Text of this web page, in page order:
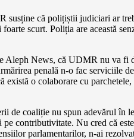
că polițiștii judiciari ar
scurt. Poliția are această
News, că UDMR nu va fi
penală n-o fac serviciile
o colaborare cu
de coaliție nu spun adevărul în
contributivitate. Nu cred că
parlamentarilor, n-ai